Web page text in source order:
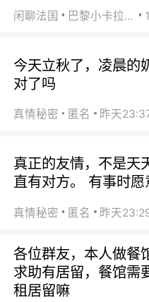
闲聊法国 巴黎小卡拉咪
今天立秋了，凌晨的
对了吗
真情秘密 匿名 昨天
真正的友情，不是天
直有对方。 有事时
真情秘密 匿名 昨天
各位群友，本人做餐
求助有居留，餐馆需
租居留嘛